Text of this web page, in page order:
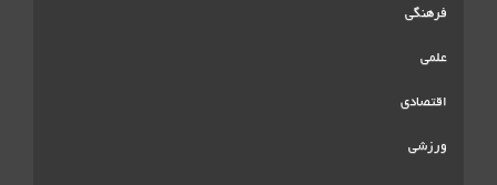
فرهنگی
علمی
اقتصادی
ورزشی